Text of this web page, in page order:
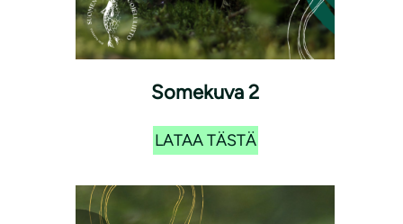
Somekuva 2
LATAA TÄSTÄ